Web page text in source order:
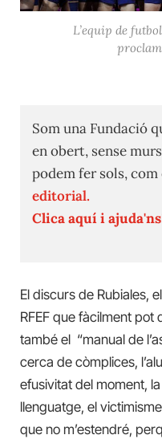
L’equip de
Som una Fundació
en obert, sense
podem fer sols,
editorial.
Clica aquí i
El discurs de Rubiales,
RFEF que fàcilment pot
també el “manual de
cerca de còmplices,
efusivitat del moment,
llenguatge, el
que no m’estendré,